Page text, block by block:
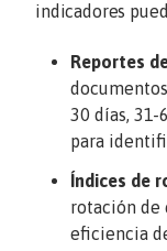
indicadores
Reportes
30 días, 31-
para
Índices de
rotación de
eficiencia